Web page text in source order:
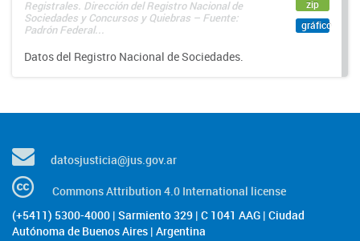
Registrales. Dirección del Registro Nacional de
Sociedades y Concursos y Quiebras – Fuente:
Padrón Federal...
Datos del Registro Nacional de Sociedades.
zip
gráfico
datosjusticia@jus.gov.ar
Commons Attribution 4.0 International license
(+5411) 5300-4000 | Sarmiento 329 | C 1041 AAG | Ciudad
Autónoma de Buenos Aires | Argentina